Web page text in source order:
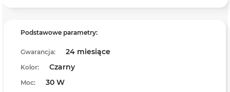
Podstawowe parametry:
Gwarancja: 24 miesiące
Kolor: Czarny
Moc: 30 W